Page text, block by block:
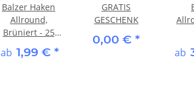
Balzer Haken
Allround,
Brüniert - 25
ab 1,99 € *
GRATIS
GESCHENK
0,00 € *
ab